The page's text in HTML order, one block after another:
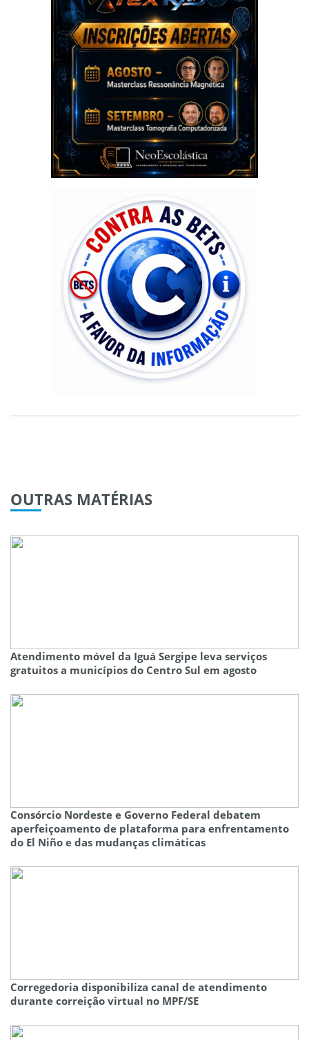
OUTRAS MATÉRIAS
Atendimento móvel da Iguá Sergipe leva serviços
gratuitos a municípios do Centro Sul em agosto
Consórcio Nordeste e Governo Federal debatem
aperfeiçoamento de plataforma para enfrentamento
do El Niño e das mudanças climáticas
Corregedoria disponibiliza canal de atendimento
durante correição virtual no MPF/SE